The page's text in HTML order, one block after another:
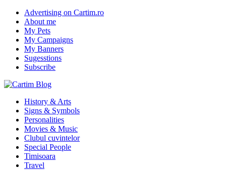
Advertising on Cartim.ro
About me
My Pets
My Campaigns
My Banners
Sugesstions
Subscribe
History & Arts
Signs & Symbols
Personalities
Movies & Music
Clubul cuvintelor
Special People
Timisoara
Travel